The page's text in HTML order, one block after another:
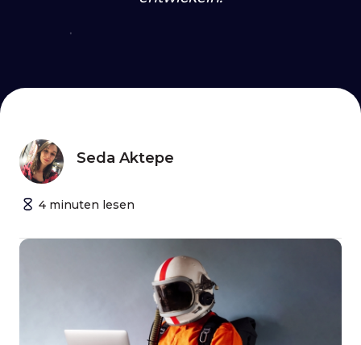
Seda Aktepe
4 minuten lesen